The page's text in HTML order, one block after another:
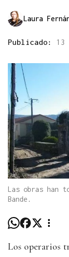
Laura
Publicado: 13
Las obras han
Bande.
Los operarios